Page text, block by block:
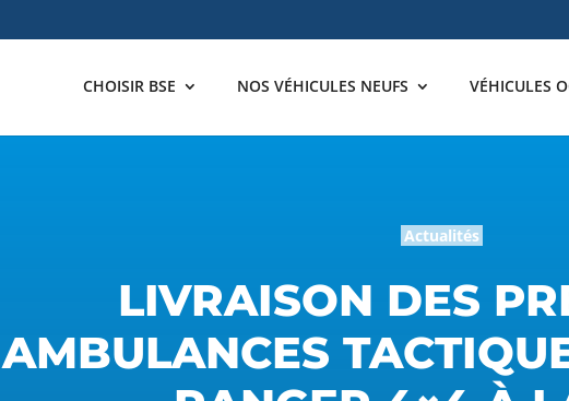
CHOISIR BSE NOS VÉHICULES NEUFS VÉHICULES
Actualités
LIVRAISON DES
AMBULANCES